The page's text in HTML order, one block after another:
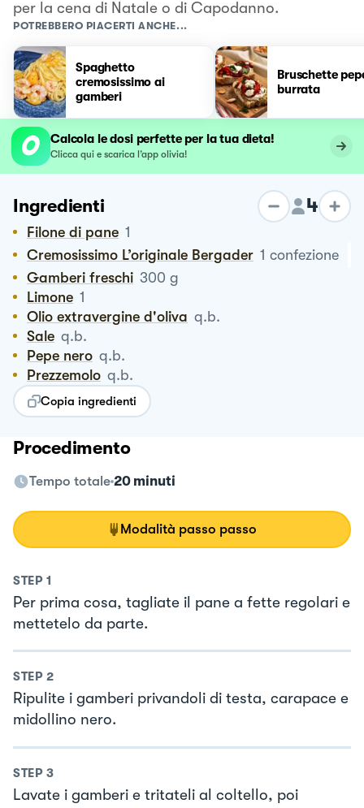
per la cena di Natale o di Capodanno.
POTREBBERO PIACERTI ANCHE...
Spaghetto
cremosissimo ai
gamberi
Bruschette
burrata
Calcola le dosi perfette per la tua dieta!
Clicca qui e scarica l’app olivia!
Ingredienti 4
Filone di pane 1
Cremosissimo L’originale Bergader 1 confezione
Gamberi freschi 300 g
Limone 1
Olio extravergine d'oliva q.b.
Sale q.b.
Pepe nero q.b.
Prezzemolo q.b.
Copia ingredienti
Procedimento
Tempo totale 20 minuti
Modalità passo passo
STEP 1
Per prima cosa, tagliate il pane a fette regolari e
mettetelo da parte.
STEP 2
Ripulite i gamberi privandoli di testa, carapace e
midollino nero.
STEP 3
Lavate i gamberi e tritateli al coltello, poi